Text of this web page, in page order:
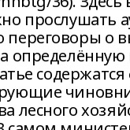
прослушать
о
определённую
лесного